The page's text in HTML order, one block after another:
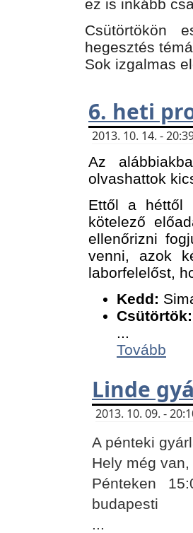
ez is inkább
Csütörtökön
hegesztés
Sok izgalmas
6. heti
2013. 10. 14. -
Az
olvashattok
Ettől a héttől
kötelező
ellenőrizni
venni, azok
laborfelelőst,
Kedd:
Csütörtök:
...
Tovább
Linde
2013. 10. 09. -
A pénteki
Hely még
Pénteken
budapesti
...